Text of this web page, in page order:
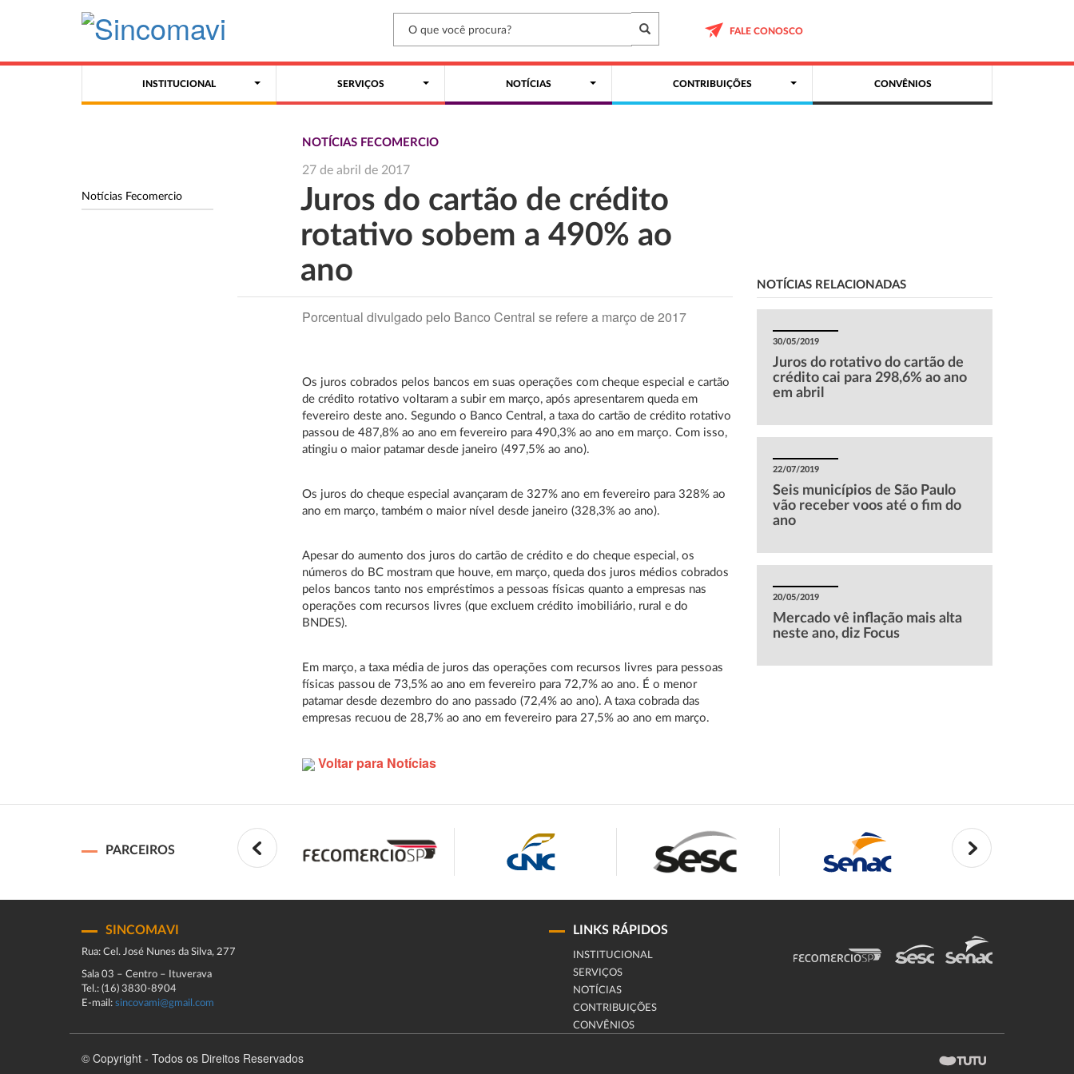
FALE CONOSCO
INSTITUCIONAL SERVIÇOS NOTÍCIAS CONTRIBUIÇÕES CONVÊNIOS
Notícias Fecomercio
NOTÍCIAS FECOMERCIO
27 de abril de 2017
Juros do cartão de crédito
rotativo sobem a 490% ao
ano
Porcentual divulgado pelo Banco Central se refere a março de 2017
Os juros cobrados pelos bancos em suas operações com cheque especial e cartão
de crédito rotativo voltaram a subir em março, após apresentarem queda em
fevereiro deste ano. Segundo o Banco Central, a taxa do cartão de crédito rotativo
passou de 487,8% ao ano em fevereiro para 490,3% ao ano em março. Com isso,
atingiu o maior patamar desde janeiro (497,5% ao ano).
Os juros do cheque especial avançaram de 327% ano em fevereiro para 328% ao
ano em março, também o maior nível desde janeiro (328,3% ao ano).
Apesar do aumento dos juros do cartão de crédito e do cheque especial, os
números do BC mostram que houve, em março, queda dos juros médios cobrados
pelos bancos tanto nos empréstimos a pessoas físicas quanto a empresas nas
operações com recursos livres (que excluem crédito imobiliário, rural e do
BNDES).
Em março, a taxa média de juros das operações com recursos livres para pessoas
físicas passou de 73,5% ao ano em fevereiro para 72,7% ao ano. É o menor
patamar desde dezembro do ano passado (72,4% ao ano). A taxa cobrada das
empresas recuou de 28,7% ao ano em fevereiro para 27,5% ao ano em março.
Voltar para Notícias
NOTÍCIAS RELACIONADAS
30/05/2019
Juros do rotativo do cartão de
crédito cai para 298,6% ao ano
em abril
22/07/2019
Seis municípios de São Paulo
vão receber voos até o fim do
ano
20/05/2019
Mercado vê inflação mais alta
neste ano, diz Focus
PARCEIROS
SINCOMAVI
Rua: Cel. José Nunes da Silva, 277
Sala 03 – Centro – Ituverava
Tel.: (16) 3830-8904
E-mail: sincovami@gmail.com
LINKS RÁPIDOS
INSTITUCIONAL
SERVIÇOS
NOTÍCIAS
CONTRIBUIÇÕES
CONVÊNIOS
© Copyright - Todos os Direitos Reservados